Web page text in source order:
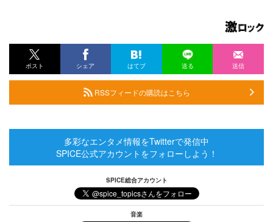
ポスト シェア はてブ 送る 送信
RSSフィードの購読はこちら
多彩なエンタメ情報をTwitterで発信中
SPICE公式アカウントをフォローしよう！
SPICE総合アカウント
音楽